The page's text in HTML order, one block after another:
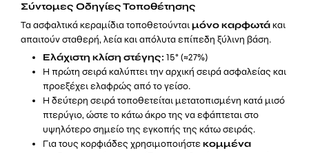
Σύντομες Οδηγίες Τοποθέτησης
Τα ασφαλτικά κεραμίδια τοποθετούνταιμόνο καρφωτάκαι
απαιτούν σταθερή, λεία και απόλυτα επίπεδη ξύλινη βάση.
Ελάχιστη κλίση στέγης: 15° (≈27%)
Η πρώτη σειρά καλύπτει την αρχική σειρά ασφαλείας και
προεξέχει ελαφρώς από το γείσο.
Η δεύτερη σειρά τοποθετείται μετατοπισμένη κατά μισό
πτερύγιο, ώστε το κάτω άκρο της να εφάπτεται στο
υψηλότερο σημείο της εγκοπής της κάτω σειράς.
Για τους κορφιάδες χρησιμοποιήστεκομμένα